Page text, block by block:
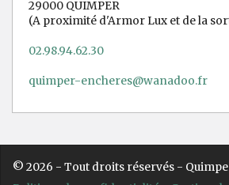
29000 QUIMPER
(A proximité d'Armor Lux et de la
02.98.94.62.30
quimper-encheres@wanadoo.fr
© 2026 - Tout droits réservés -